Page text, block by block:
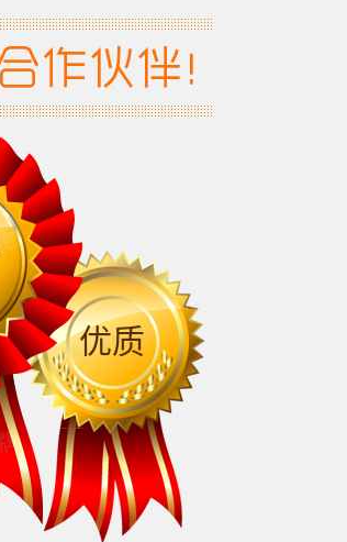
优质